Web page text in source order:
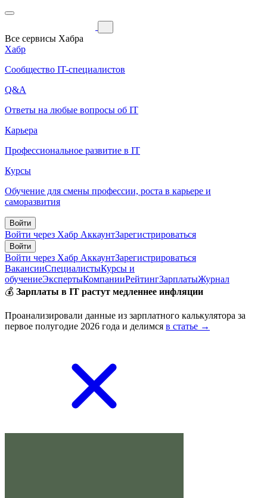
Все сервисы Хабра
Хабр
Сообщество IT-специалистов
Q&A
Ответы на любые вопросы об IT
Карьера
Профессиональное развитие в IT
Курсы
Обучение для смены профессии, роста в карьере и
саморазвития
Войти
Войти через Хабр АккаунтЗарегистрироваться
Войти
Войти через Хабр АккаунтЗарегистрироваться
ВакансииСпециалистыКурсы и
обучениеЭкспертыКомпанииРейтингЗарплатыЖурнал
💰 Зарплаты в IT растут медленнее инфляции
Проанализировали данные из зарплатного калькулятора за
первое полугодие 2026 года и делимся в статье →